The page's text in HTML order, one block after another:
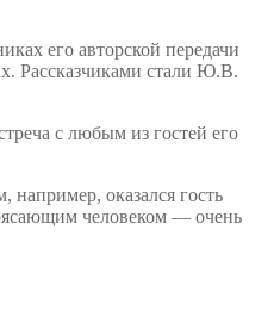
его авторской передачи
Рассказчиками стали Ю.В.
с любым из гостей его
оказался гость
человеком — очень